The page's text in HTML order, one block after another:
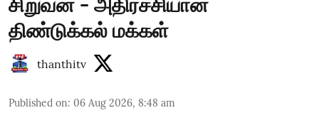
திண்டுக்கல் மக்கள்
thanthitv
Published on: 06 Aug 2026, 8:48 am